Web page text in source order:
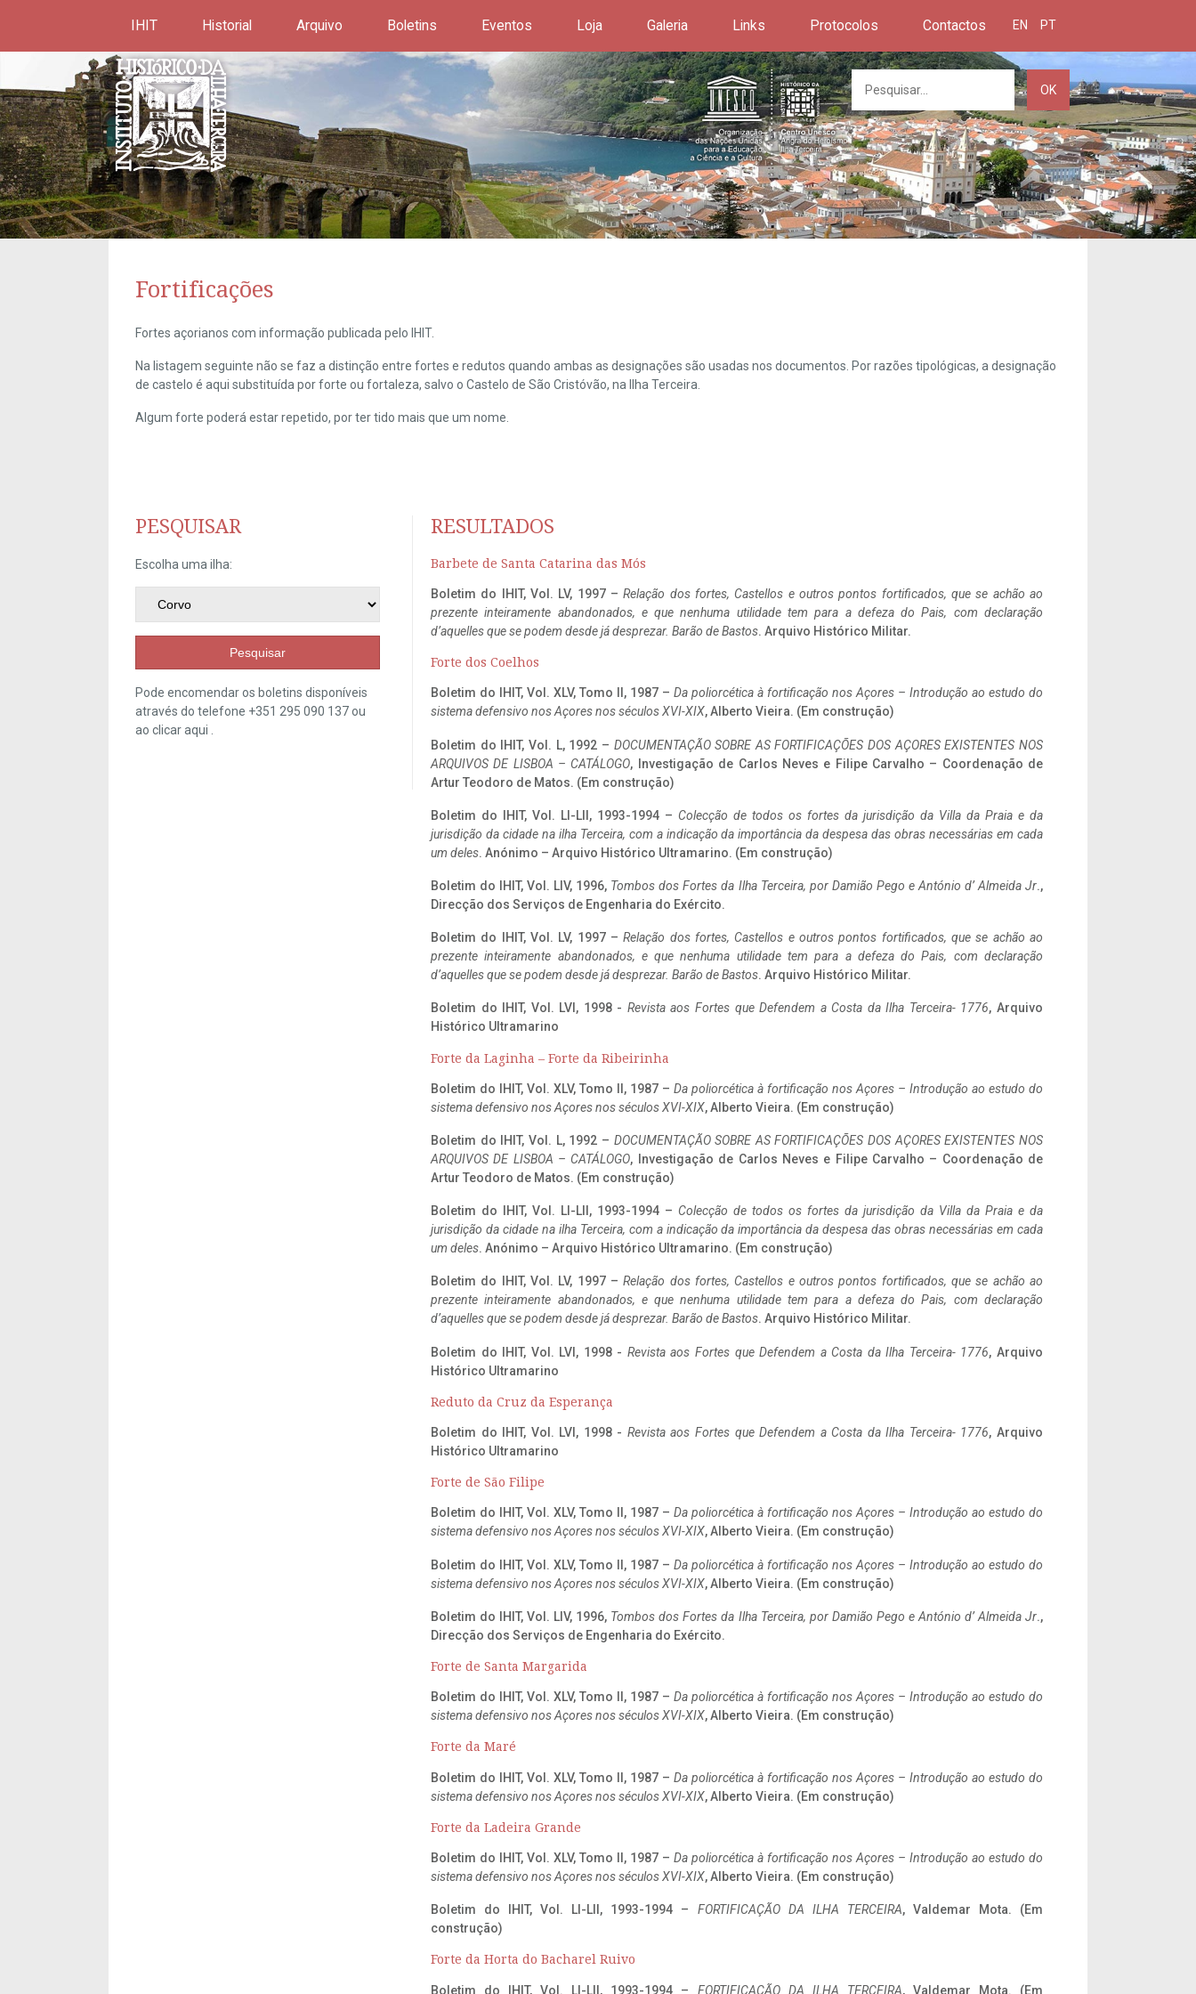
IHIT Historial Arquivo Boletins Eventos Loja Galeria Links Protocolos Contactos EN PT
OK
Fortificações
Fortes açorianos com informação publicada pelo IHIT.
Na listagem seguinte não se faz a distinção entre fortes e redutos quando ambas as designações são usadas nos documentos. Por razões tipológicas, a designação
de castelo é aqui substituída por forte ou fortaleza, salvo o Castelo de São Cristóvão, na Ilha Terceira.
Algum forte poderá estar repetido, por ter tido mais que um nome.
PESQUISAR
Escolha uma ilha:
Pesquisar
Pode encomendar os boletins disponíveis
através do telefone +351 295 090 137 ou
ao clicaraqui
RESULTADOS
Barbete de Santa Catarina das Mós
Boletim do IHIT, Vol. LV, 1997 –Relação dos fortes, Castellos e outros pontos fortificados, que se achão ao
prezente inteiramente abandonados, e que nenhuma utilidade tem para a defeza do Pais, com declaração
d’aquelles que se podem desde já desprezar. Barão de Bastos. Arquivo Histórico Militar.
Forte dos Coelhos
Boletim do IHIT, Vol. XLV, Tomo II, 1987 – Da poliorcética à fortificação nos Açores – Introdução ao estudo do
sistema defensivo nos Açores nos séculos XVI-XIX, Alberto Vieira. (Em construção)
Boletim do IHIT, Vol. L, 1992 – DOCUMENTAÇÃO SOBRE AS FORTIFICAÇÕES DOS AÇORES EXISTENTES NOS
ARQUIVOS DE LISBOA – CATÁLOGO, Investigação de Carlos Neves e Filipe Carvalho – Coordenação de
Artur Teodoro de Matos. (Em construção)
Boletim do IHIT, Vol. LI-LII, 1993-1994 – Colecção de todos os fortes da jurisdição da Villa da Praia e da
jurisdição da cidade na ilha Terceira, com a indicação da importância da despesa das obras necessárias em cada
um deles. Anónimo – Arquivo Histórico Ultramarino. (Em construção)
Boletim do IHIT, Vol. LIV, 1996, Tombos dos Fortes da Ilha Terceira, por Damião Pego e António d’ Almeida Jr.,
Direcção dos Serviços de Engenharia do Exército.
Boletim do IHIT, Vol. LV, 1997 –Relação dos fortes, Castellos e outros pontos fortificados, que se achão ao
prezente inteiramente abandonados, e que nenhuma utilidade tem para a defeza do Pais, com declaração
d’aquelles que se podem desde já desprezar. Barão de Bastos. Arquivo Histórico Militar.
Boletim do IHIT, Vol. LVI, 1998 - Revista aos Fortes que Defendem a Costa da Ilha Terceira- 1776, Arquivo
Histórico Ultramarino
Forte da Laginha – Forte da Ribeirinha
Boletim do IHIT, Vol. XLV, Tomo II, 1987 – Da poliorcética à fortificação nos Açores – Introdução ao estudo do
sistema defensivo nos Açores nos séculos XVI-XIX, Alberto Vieira. (Em construção)
Boletim do IHIT, Vol. L, 1992 – DOCUMENTAÇÃO SOBRE AS FORTIFICAÇÕES DOS AÇORES EXISTENTES NOS
ARQUIVOS DE LISBOA – CATÁLOGO, Investigação de Carlos Neves e Filipe Carvalho – Coordenação de
Artur Teodoro de Matos. (Em construção)
Boletim do IHIT, Vol. LI-LII, 1993-1994 – Colecção de todos os fortes da jurisdição da Villa da Praia e da
jurisdição da cidade na ilha Terceira, com a indicação da importância da despesa das obras necessárias em cada
um deles. Anónimo – Arquivo Histórico Ultramarino. (Em construção)
Boletim do IHIT, Vol. LV, 1997 –Relação dos fortes, Castellos e outros pontos fortificados, que se achão ao
prezente inteiramente abandonados, e que nenhuma utilidade tem para a defeza do Pais, com declaração
d’aquelles que se podem desde já desprezar. Barão de Bastos. Arquivo Histórico Militar.
Boletim do IHIT, Vol. LVI, 1998 - Revista aos Fortes que Defendem a Costa da Ilha Terceira- 1776, Arquivo
Histórico Ultramarino
Reduto da Cruz da Esperança
Boletim do IHIT, Vol. LVI, 1998 - Revista aos Fortes que Defendem a Costa da Ilha Terceira- 1776, Arquivo
Histórico Ultramarino
Forte de São Filipe
Boletim do IHIT, Vol. XLV, Tomo II, 1987 – Da poliorcética à fortificação nos Açores – Introdução ao estudo do
sistema defensivo nos Açores nos séculos XVI-XIX, Alberto Vieira. (Em construção)
Boletim do IHIT, Vol. XLV, Tomo II, 1987 – Da poliorcética à fortificação nos Açores – Introdução ao estudo do
sistema defensivo nos Açores nos séculos XVI-XIX, Alberto Vieira. (Em construção)
Boletim do IHIT, Vol. LIV, 1996, Tombos dos Fortes da Ilha Terceira, por Damião Pego e António d’ Almeida Jr.,
Direcção dos Serviços de Engenharia do Exército.
Forte de Santa Margarida
Boletim do IHIT, Vol. XLV, Tomo II, 1987 – Da poliorcética à fortificação nos Açores – Introdução ao estudo do
sistema defensivo nos Açores nos séculos XVI-XIX, Alberto Vieira. (Em construção)
Forte da Maré
Boletim do IHIT, Vol. XLV, Tomo II, 1987 – Da poliorcética à fortificação nos Açores – Introdução ao estudo do
sistema defensivo nos Açores nos séculos XVI-XIX, Alberto Vieira. (Em construção)
Forte da Ladeira Grande
Boletim do IHIT, Vol. XLV, Tomo II, 1987 – Da poliorcética à fortificação nos Açores – Introdução ao estudo do
sistema defensivo nos Açores nos séculos XVI-XIX, Alberto Vieira. (Em construção)
Boletim do IHIT, Vol. LI-LII, 1993-1994 – FORTIFICAÇÃO DA ILHA TERCEIRA, Valdemar Mota. (Em
construção)
Forte da Horta do Bacharel Ruivo
Boletim do IHIT, Vol. LI-LII, 1993-1994 – FORTIFICAÇÃO DA ILHA TERCEIRA, Valdemar Mota. (Em